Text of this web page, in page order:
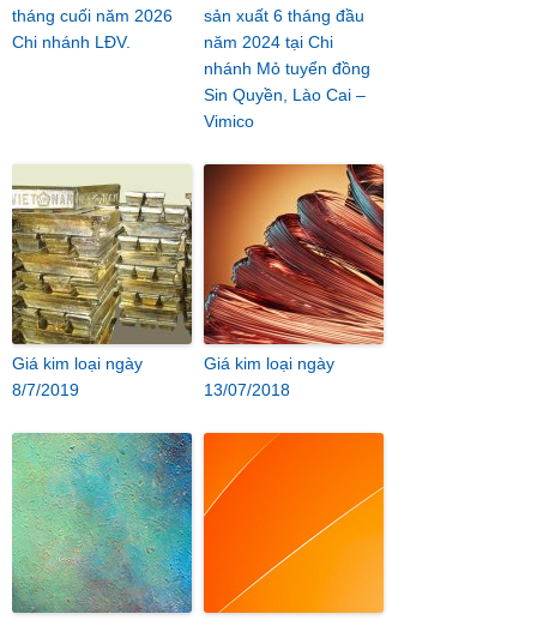
tháng cuối năm 2026
Chi nhánh LĐV.
sản xuất 6 tháng đầu
năm 2024 tại Chi
nhánh Mỏ tuyển đồng
Sin Quyền, Lào Cai –
Vimico
Giá kim loại ngày
8/7/2019
Giá kim loại ngày
13/07/2018